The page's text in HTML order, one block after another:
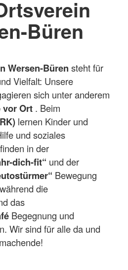
Büren
Wersen-Büren steht für
Vielfalt: Unsere
sich unter anderem
vor Ort . Beim
lernen Kinder und
und soziales
in der
dich-fit“ und der
Bewegung
die
das
Begegnung und
Wir sind für alle da und